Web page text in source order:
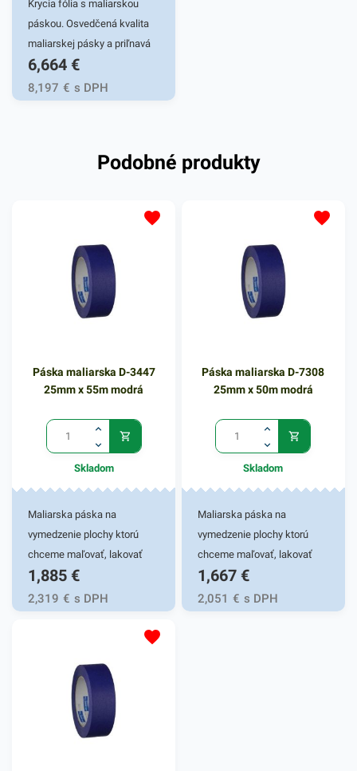
Krycia fólia s maliarskou
páskou. Osvedčená kvalita
maliarskej pásky a priľnavá
fólia v jednom. Výborná
manipulácia, jednoduché
použitie Vám ušetrí čas,
a lepivou časťou prilepíte na
6,664 €
8,197 € s DPH
Podobné produkty
Páska maliarska D-3447
25mm x 55m modrá
Skladom
Maliarska páska na
vymedzenie plochy ktorú
chceme maľovať, lakovať
alebo natierať. Páska je
určená pre domácich kutilov,
aj pánov maliarov. Farba:
1,885 €
2,319 € s DPH
Páska maliarska D-7308
25mm x 50m modrá
Skladom
Maliarska páska na
vymedzenie plochy ktorú
chceme maľovať, lakovať
alebo natierať. Páska je
určená pre domácich kutilov,
aj pánov maliarov. Farba:
1,667 €
2,051 € s DPH